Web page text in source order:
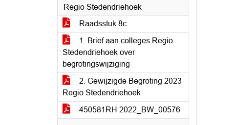
Regio Stedendriehoek
Raadsstuk 8c
1. Brief aan colleges Regio
Stedendriehoek over
begrotingswijziging
2. Gewijzigde Begroting 2023
Regio Stedendriehoek
450581RH 2022_BW_00576